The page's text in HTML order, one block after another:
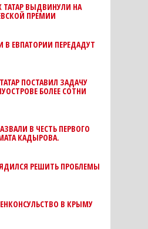
ВЫДВИНУЛИ НА
ПРЕМИИ
В ЕВПАТОРИИ ПЕРЕДАДУТ
ПОСТАВИЛ ЗАДАЧУ
БОЛЕЕ СОТНИ
В ЧЕСТЬ ПЕРВОГО
КАДЫРОВА.
РЕШИТЬ ПРОБЛЕМЫ
В КРЫМУ